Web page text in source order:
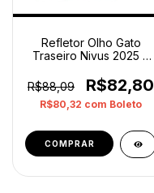
Refletor Olho Gato
Traseiro Nivus 2025 A
Vermelho
R$88,09 R$82,80
R$80,32 com Boleto